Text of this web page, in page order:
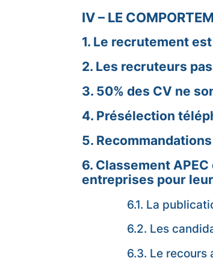
IV – LE
1. Le recrutement
2. Les recruteurs
3. 50% des CV ne
4. Présélection
5.
6. Classement
entreprises pour
6.1. La
6.2. Les
6.3. Le recours